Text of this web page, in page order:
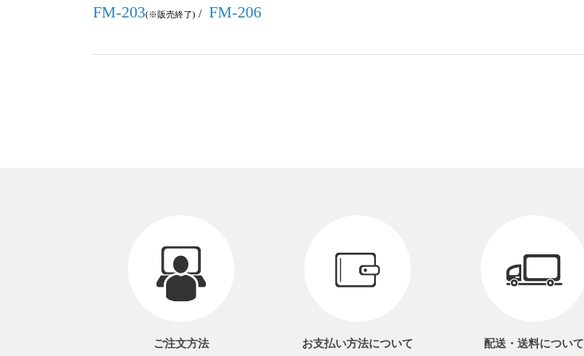
FM-203(※販売終了) / FM-206
ご注文方法 お支払い方法について 配送・送料について